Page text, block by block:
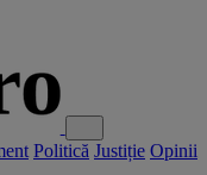
Politică Justiție Opinii